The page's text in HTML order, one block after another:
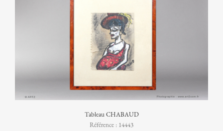
Tableau CHABAUD
Référence : 14443